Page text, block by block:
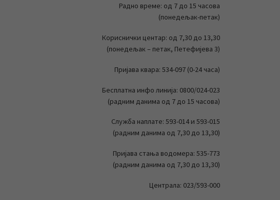
Радно време: од 7 до 15 часова
(понедељак-петак)
Кориснички центар: од 7,30 до 13,30
(понедељак – петак, Петефијева 3)
Пријава квара: 534-097 (0-24 часа)
Бесплатна инфо линија: 0800/024-023
(радним данима од 7 до 15 часова)
Служба наплате: 593-014 и 593-015
(радним данима од 7,30 до 13,30)
Пријава стања водомера: 535-773
(радним данима од 7,30 до 13,30)
Централа: 023/593-000